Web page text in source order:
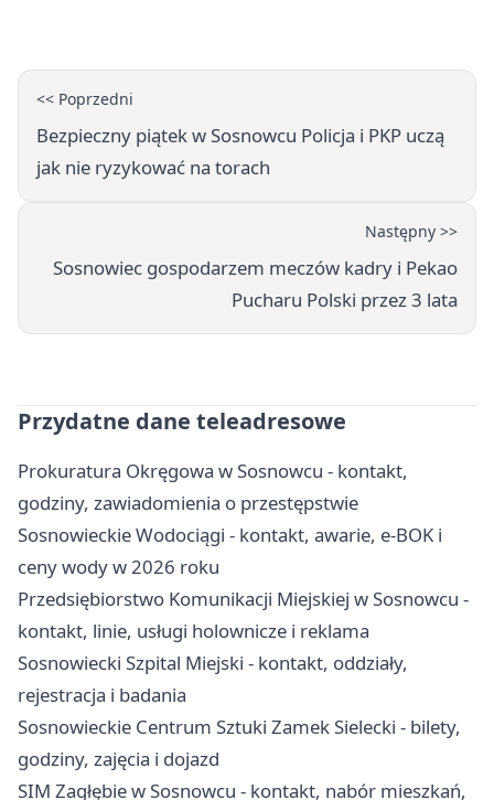
<< Poprzedni
Bezpieczny piątek w Sosnowcu Policja i PKP uczą
jak nie ryzykować na torach
Następny >>
Sosnowiec gospodarzem meczów kadry i Pekao
Pucharu Polski przez 3 lata
Przydatne dane teleadresowe
Prokuratura Okręgowa w Sosnowcu - kontakt,
godziny, zawiadomienia o przestępstwie
Sosnowieckie Wodociągi - kontakt, awarie, e-BOK i
ceny wody w 2026 roku
Przedsiębiorstwo Komunikacji Miejskiej w Sosnowcu -
kontakt, linie, usługi holownicze i reklama
Sosnowiecki Szpital Miejski - kontakt, oddziały,
rejestracja i badania
Sosnowieckie Centrum Sztuki Zamek Sielecki - bilety,
godziny, zajęcia i dojazd
SIM Zagłębie w Sosnowcu - kontakt, nabór mieszkań,